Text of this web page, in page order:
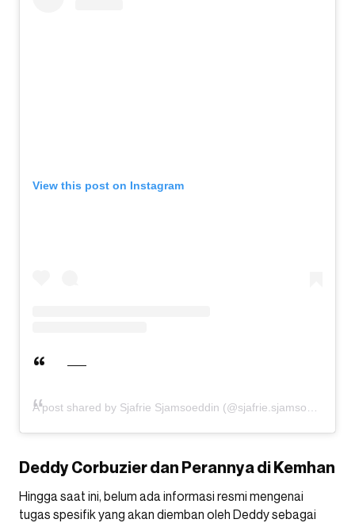
View this post on Instagram
A post shared by Sjafrie Sjamsoeddin (@sjafrie.sjamsoeddin)
Deddy Corbuzier dan Perannya di Kemhan
Hingga saat ini, belum ada informasi resmi mengenai
tugas spesifik yang akan diemban oleh Deddy sebagai